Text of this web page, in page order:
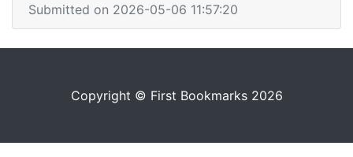
Submitted on 2026-05-06 11:57:20
Copyright © First Bookmarks 2026